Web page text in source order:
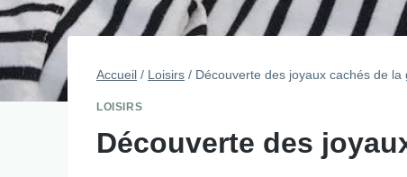
Accueil / Loisirs / Découverte des joyaux cachés de
LOISIRS
Découverte des